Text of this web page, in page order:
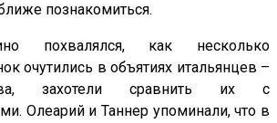
познакомиться.
похвалялся, как несколько
очутились в объятиях итальянцев –
захотели сравнить их с
Олеарий и Таннер упоминали, что в